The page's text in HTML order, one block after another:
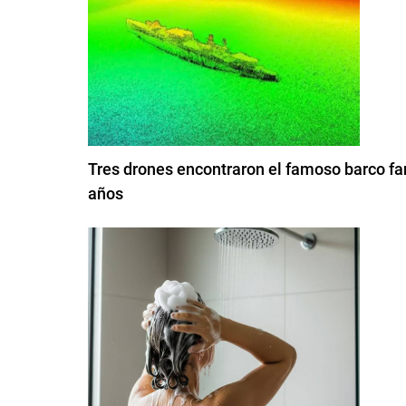
Tres drones encontraron el famoso barco
años